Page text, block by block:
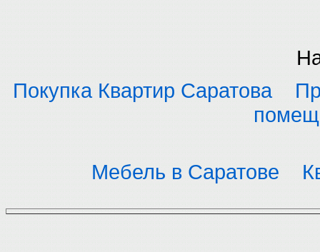
Покупка Квартир Саратова
Мебель в Саратове